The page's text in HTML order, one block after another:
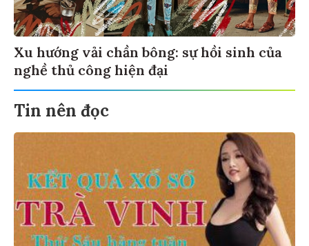
Xu hướng vải chần bông: sự hồi sinh của
nghề thủ công hiện đại
Tin nên đọc